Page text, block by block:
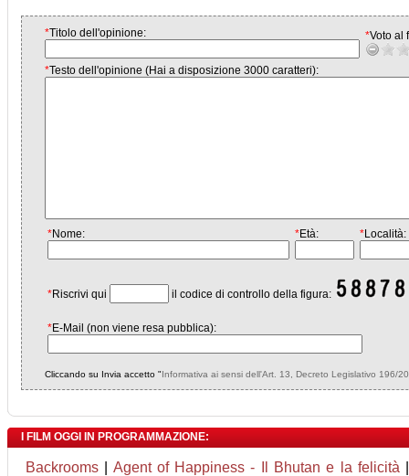
*Titolo dell'opinione: *Voto al
*Testo dell'opinione (Hai a disposizione 3000 caratteri):
*Nome: *Età: *Località:
*Riscrivi qui il codice di controllo della figura:
*E-Mail (non viene resa pubblica):
Cliccando su Invia accetto "Informativa ai sensi dell'Art. 13, Decreto Legislativo 196/
I FILM OGGI IN PROGRAMMAZIONE:
Backrooms Agent of Happiness - Il Bhutan e la felicità